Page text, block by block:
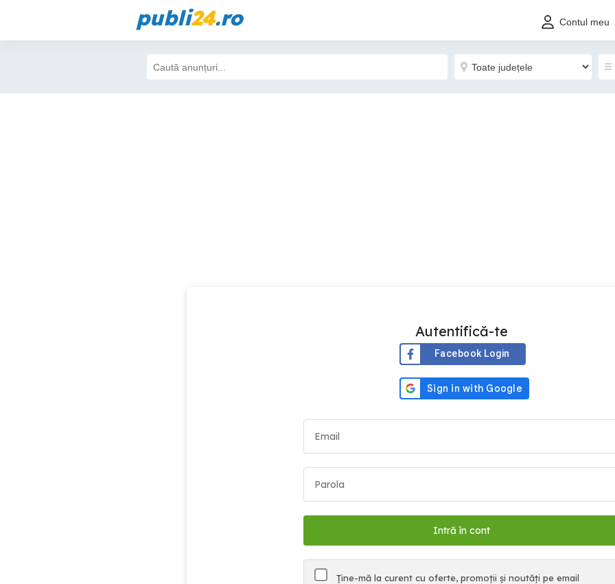
publi24.ro Contul meu
Autentifică-te
Facebook Login
Ține-mă la curent cu oferte, promoții și noutăți pe email